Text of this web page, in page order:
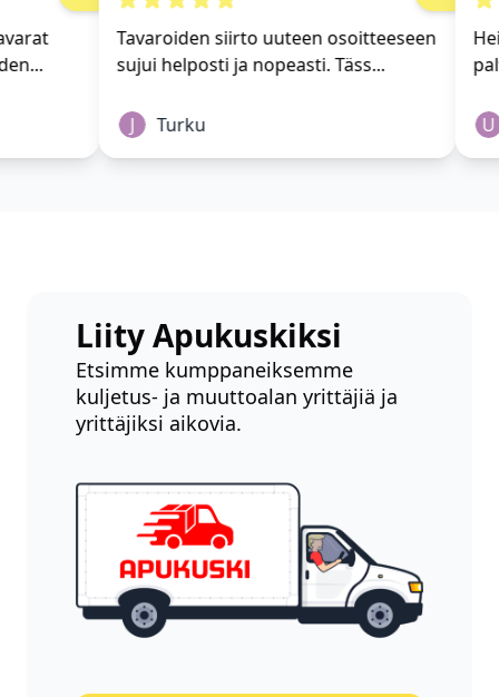
Tavaroiden siirto uuteen osoitteeseen
sujui helposti ja nopeasti. Täss...
Turku
Liity Apukuskiksi
Etsimme kumppaneiksemme
kuljetus- ja muuttoalan yrittäjiä ja
yrittäjiksi aikovia.